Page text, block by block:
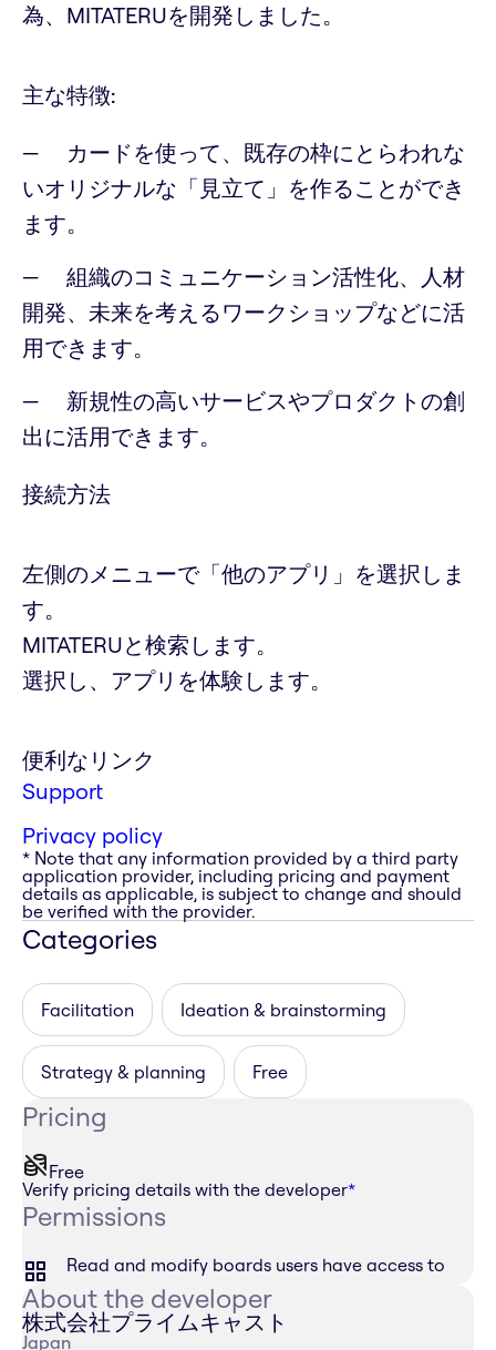
為、MITATERUを開発しました。
主な特徴:
カードを使って、既存の枠にとらわれな
いオリジナルな「見立て」を作ることができ
ます。
組織のコミュニケーション活性化、人材
開発、未来を考えるワークショップなどに活
用できます。
新規性の高いサービスやプロダクトの創
出に活用できます。
接続方法
左側のメニューで「他のアプリ」を選択しま
す。
MITATERUと検索します。
選択し、アプリを体験します。
便利なリンク
Support
Privacy policy
* Note that any information provided by a third party
application provider, including pricing and payment
details as applicable, is subject to change and should
be verified with the provider.
Categories
Facilitation Ideation & brainstorming
Strategy & planning Free
Pricing
Free
Verify pricing details with the developer*
Permissions
Read and modify boards users have access to
About the developer
株式会社プライムキャスト
Japan